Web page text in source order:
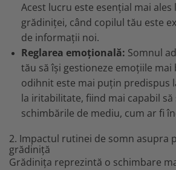
Acest lucru este esențial mai ales
grădiniței, când copilul tău este
de informații noi.
Reglarea emoțională: Somnul
tău să își gestioneze emoțiile mai
odihnit este mai puțin predispus
la iritabilitate, fiind mai capabil să
schimbările de mediu, cum ar fi
2. Impactul rutinei de somn asupra
grădiniță
Grădinița reprezintă o schimbare